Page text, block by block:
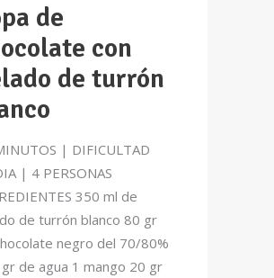
de
con
de turrón
| DIFICULTAD
| 4 PERSONAS
350 ml de
de turrón blanco 80 gr
negro del 70/80%
de agua 1 mango 20 gr